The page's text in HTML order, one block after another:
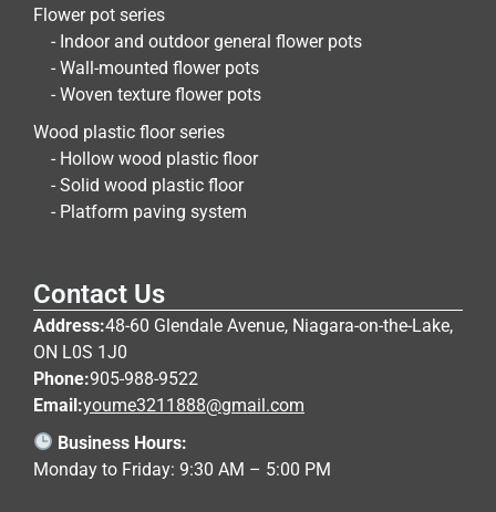
Flower pot series
- Indoor and outdoor general flower pots
- Wall-mounted flower pots
- Woven texture flower pots
Wood plastic floor series
- Hollow wood plastic floor
- Solid wood plastic floor
- Platform paving system
Contact Us
Address:48-60 Glendale Avenue, Niagara-on-the-Lake,
ON L0S 1J0
Phone:905-988-9522
Email:youme3211888@gmail.com
Business Hours:
Monday to Friday: 9:30 AM – 5:00 PM